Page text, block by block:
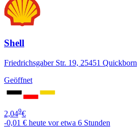
Shell
Friedrichsgaber Str. 19, 25451 Quickborn
Geöffnet
2,049€
-0,01 € heute vor etwa 6 Stunden